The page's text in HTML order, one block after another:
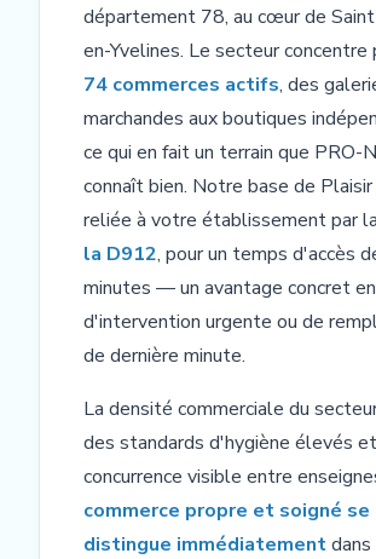
département 78, au cœur de
en-Yvelines. Le secteur concentre
74 commerces actifs, des
marchandes aux boutiques
ce qui en fait un terrain que PRO-
connaît bien. Notre base de
reliée à votre établissement par la
la D912, pour un temps d'accès
minutes — un avantage concret
d'intervention urgente ou de
de dernière minute.
La densité commerciale du
des standards d'hygiène élevés
concurrence visible entre
commerce propre et soigné se
distingue immédiatementdans